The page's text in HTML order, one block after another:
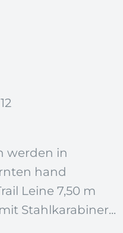
werden in
hand
Leine 7,50 m
Stahlkarabiner...